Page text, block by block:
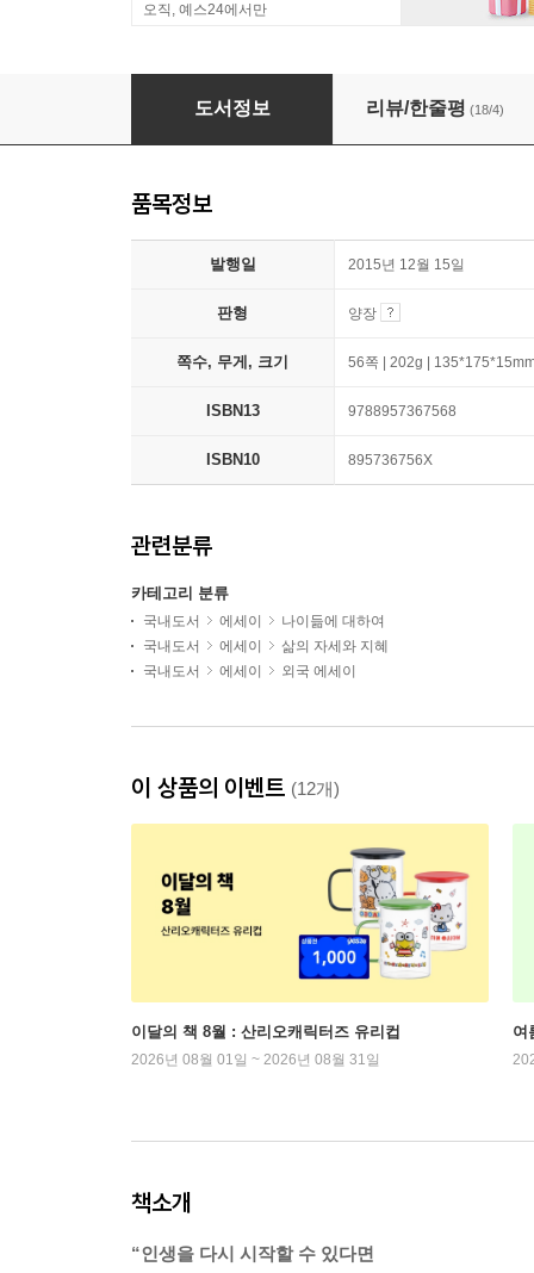
오직, 예스24에서만
인생을 다시 시작할 수 있다면
도서정보 리뷰/한줄평 (18/4)
품목정보
발행일 2015년 12월 15일
판형 양장
쪽수, 무게, 크기 56쪽 | 202g |
ISBN13 9788957367568
ISBN10 895736756X
관련분류
카테고리 분류
국내도서 에세이
나이듦에 대하여
국내도서
에세이
삶의 자세와 지혜
국내도서
에세이 외국 에세이
이 상품의 이벤트 (12개)
이달의 책 8월 : 산리오캐릭터즈 유리컵
2026년 08월 01일 ~ 2026년 08월 31일
여
책소개
“인생을 다시 시작할 수 있다면